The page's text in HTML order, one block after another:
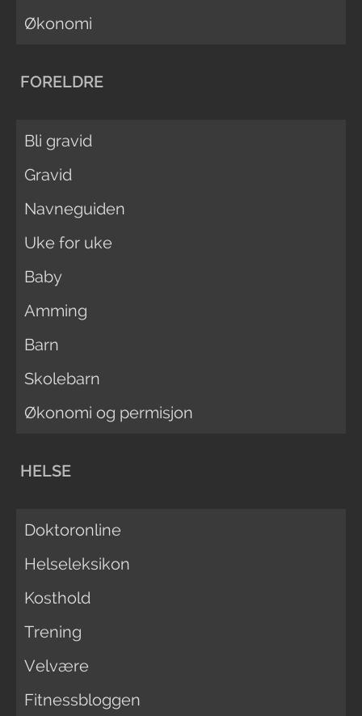
Økonomi
FORELDRE
Bli gravid
Gravid
Navneguiden
Uke for uke
Baby
Amming
Barn
Skolebarn
Økonomi og permisjon
HELSE
Doktoronline
Helseleksikon
Kosthold
Trening
Velvære
Fitnessbloggen